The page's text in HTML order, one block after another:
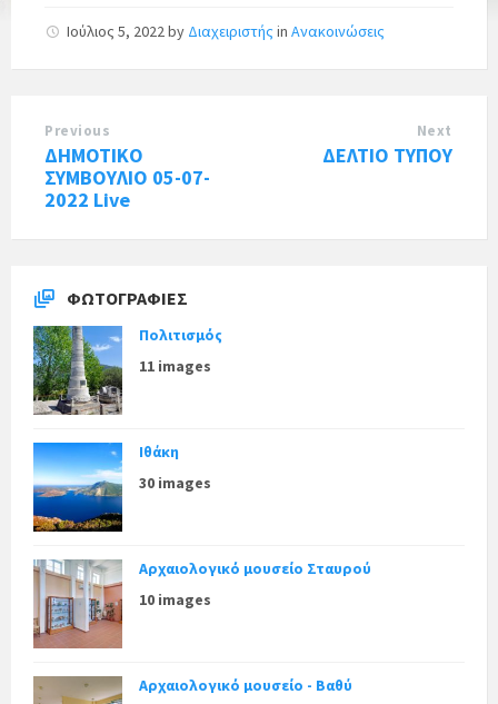
Ιούλιος 5, 2022by Διαχειριστής in Ανακοινώσεις
Previous
ΔΗΜΟΤΙΚΟ
ΣΥΜΒΟΥΛΙΟ 05-07-
2022 Live
Next
ΔΕΛΤΙΟ ΤΥΠΟΥ
ΦΩΤΟΓΡΑΦΊΕΣ
Πολιτισμός
11 images
Ιθάκη
30 images
Αρχαιολογικό μουσείο Σταυρού
10 images
Αρχαιολογικό μουσείο - Βαθύ